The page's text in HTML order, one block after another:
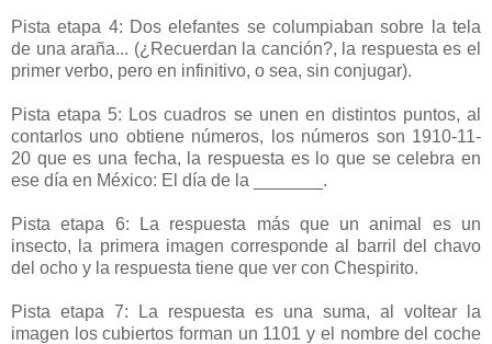
Pista etapa 4: Dos elefantes se columpiaban sobre la tela
de una araña... (¿Recuerdan la canción?, la respuesta es el
primer verbo, pero en infinitivo, o sea, sin conjugar).
Pista etapa 5: Los cuadros se unen en distintos puntos, al
contarlos uno obtiene números, los números son 1910-11-
20 que es una fecha, la respuesta es lo que se celebra en
ese día en México: El día de la _______.
Pista etapa 6: La respuesta más que un animal es un
insecto, la primera imagen corresponde al barril del chavo
del ocho y la respuesta tiene que ver con Chespirito.
Pista etapa 7: La respuesta es una suma, al voltear la
imagen los cubiertos forman un 1101 y el nombre del coche